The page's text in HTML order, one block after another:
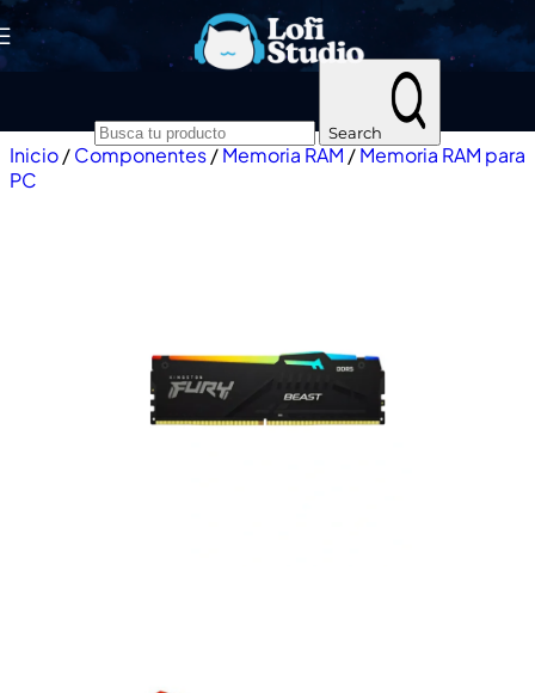
Skip to navigation Skip to main content
Search
Inicio/Componentes/Memoria RAM /Memoria RAM para
PC